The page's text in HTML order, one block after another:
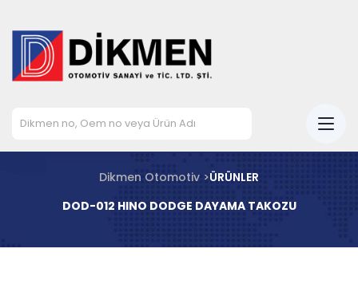
Dikmen Otomotiv >ÜRÜNLER
DOD-012 HINO DODGE DAYAMA TAKOZU